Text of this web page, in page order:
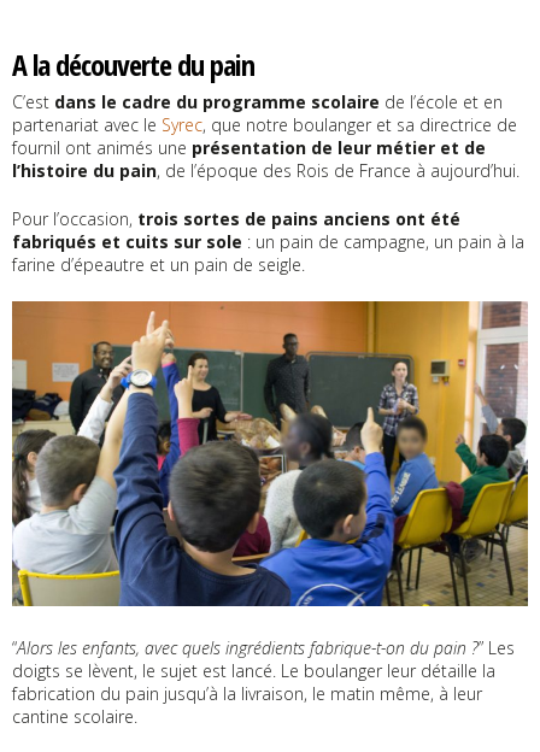
A la découverte du pain
C’est dans le cadre du programme scolaire de l’école et en
partenariat avec le Syrec, que notre boulanger et sa directrice de
fournil ont animés une présentation de leur métier et de
l’histoire du pain, de l’époque des Rois de France à aujourd’hui.
Pour l’occasion, trois sortes de pains anciens ont été
fabriqués et cuits sur sole : un pain de campagne, un pain à la
farine d’épeautre et un pain de seigle.
“Alors les enfants, avec quels ingrédients fabrique-t-on du pain ?” Les
doigts se lèvent, le sujet est lancé. Le boulanger leur détaille la
fabrication du pain jusqu’à la livraison, le matin même, à leur
cantine scolaire.